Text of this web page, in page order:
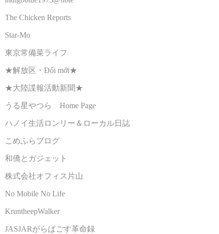
The Chicken Reports
Star-Mo
東京常備菜ライフ
★解放区・Đổi mới★
★大陸諜報活動新聞★
うる星やつら Home Page
ハノイ生活ロンリー＆ローカル日誌
こめふらブログ
和僑とガジェット
株式会社オフィス片山
No Mobile No Life
KruntheepWalker
JASJARがらぱごす革命録